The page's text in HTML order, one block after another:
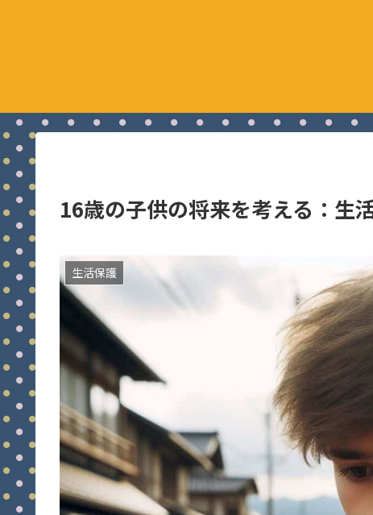
16歳の子供の将来を考える：生
生活保護